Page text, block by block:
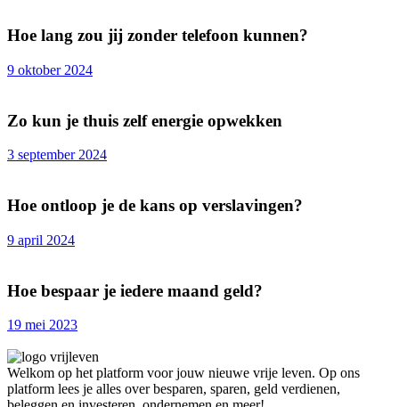
Hoe lang zou jij zonder telefoon kunnen?
9 oktober 2024
Zo kun je thuis zelf energie opwekken
3 september 2024
Hoe ontloop je de kans op verslavingen?
9 april 2024
Hoe bespaar je iedere maand geld?
19 mei 2023
Welkom op het platform voor jouw nieuwe vrije leven. Op ons
platform lees je alles over besparen, sparen, geld verdienen,